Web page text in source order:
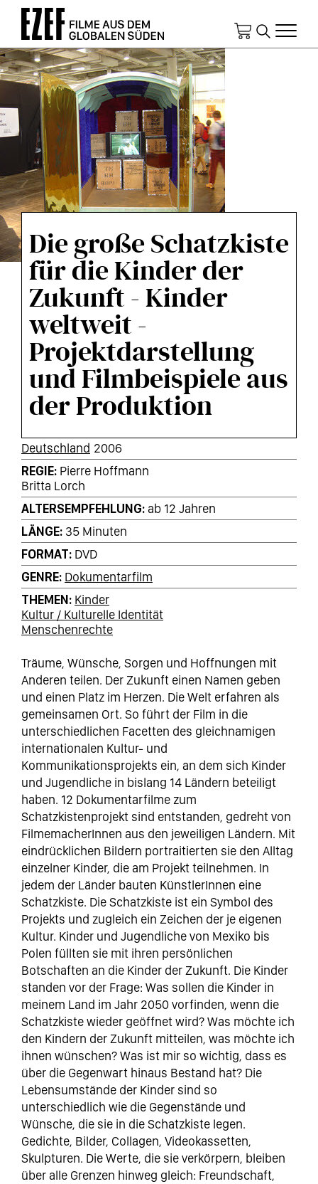
Direkt
Inhalt
Die große Schatzkiste
für die Kinder der
Zukunft - Kinder
weltweit -
Projektdarstellung
und Filmbeispiele aus
der Produktion
Träume, Wünsche, Sorgen und Hoffnungen mit
Anderen teilen. Der Zukunft einen Namen geben
und einen Platz im Herzen. Die Welt erfahren als
gemeinsamen Ort. So führt der Film in die
unterschiedlichen Facetten des gleichnamigen
internationalen Kultur- und
Kommunikationsprojekts ein, an dem sich Kinder
und Jugendliche in bislang 14 Ländern beteiligt
haben. 12 Dokumentarfilme zum
Schatzkistenprojekt sind entstanden, gedreht von
FilmemacherInnen aus den jeweiligen Ländern. Mit
eindrücklichen Bildern portraitierten sie den Alltag
einzelner Kinder, die am Projekt teilnehmen. In
jedem der Länder bauten KünstlerInnen eine
Schatzkiste. Die Schatzkiste ist ein Symbol des
Projekts und zugleich ein Zeichen der je eigenen
Kultur. Kinder und Jugendliche von Mexiko bis
Polen füllten sie mit ihren persönlichen
Botschaften an die Kinder der Zukunft. Die Kinder
standen vor der Frage: Was sollen die Kinder in
meinem Land im Jahr 2050 vorfinden, wenn die
Schatzkiste wieder geöffnet wird? Was möchte ich
den Kindern der Zukunft mitteilen, was möchte ich
ihnen wünschen? Was ist mir so wichtig, dass es
über die Gegenwart hinaus Bestand hat? Die
Lebensumstände der Kinder sind so
unterschiedlich wie die Gegenstände und
Wünsche, die sie in die Schatzkiste legen.
Gedichte, Bilder, Collagen, Videokassetten,
Skulpturen. Die Werte, die sie verkörpern, bleiben
über alle Grenzen hinweg gleich: Freundschaft,
Deutschland 2006
REGIE Pierre Hoffmann
Britta Lorch
ALTERSEMPFEHLUNG ab 12 Jahren
LÄNGE 35 Minuten
FORMAT DVD
GENRE Dokumentarfilm
THEMEN Kinder
Kultur / Kulturelle Identität
Menschenrechte